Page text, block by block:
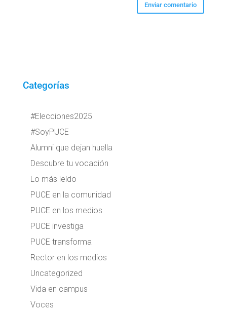
Categorías
#Elecciones2025
#SoyPUCE
Alumni que dejan huella
Descubre tu vocación
Lo más leído
PUCE en la comunidad
PUCE en los medios
PUCE investiga
PUCE transforma
Rector en los medios
Uncategorized
Vida en campus
Voces